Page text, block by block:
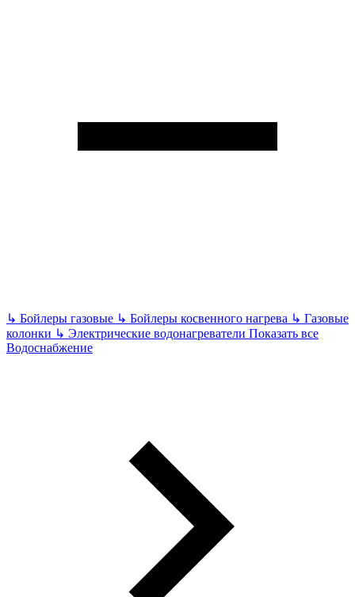
↳ Бойлеры газовые ↳ Бойлеры косвенного нагрева ↳ Газовые
колонки ↳ Электрические водонагреватели Показать все
Водоснабжение